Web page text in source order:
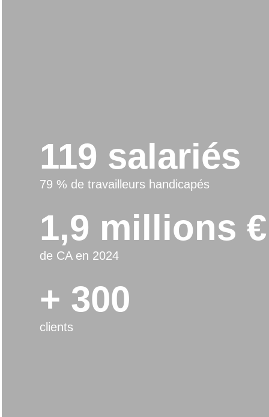
119 salariés
79 % de travailleurs handicapés
1,9 millions €
de CA en 2024
+ 300
clients